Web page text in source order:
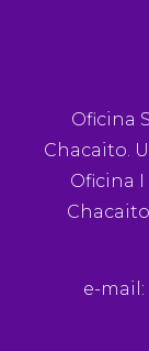
Oficina
Chacaito.
Oficina
e-mail: